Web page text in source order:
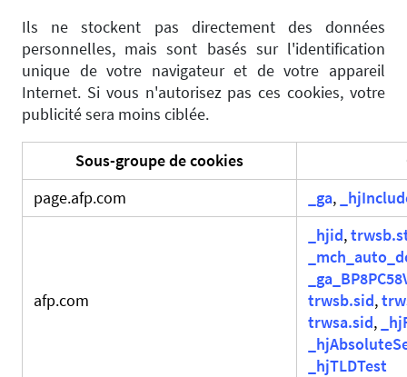
Ils ne stockent pas directement des données
personnelles, mais sont basés sur l'identification
unique de votre navigateur et de votre appareil
Internet. Si vous n'autorisez pas ces cookies, votre
publicité sera moins ciblée.
Sous-groupe de cookies
page.afp.com
_ga,
afp.com
_hjid,
trwsb.sid,
trwsa.sid,
_hjTLDTest